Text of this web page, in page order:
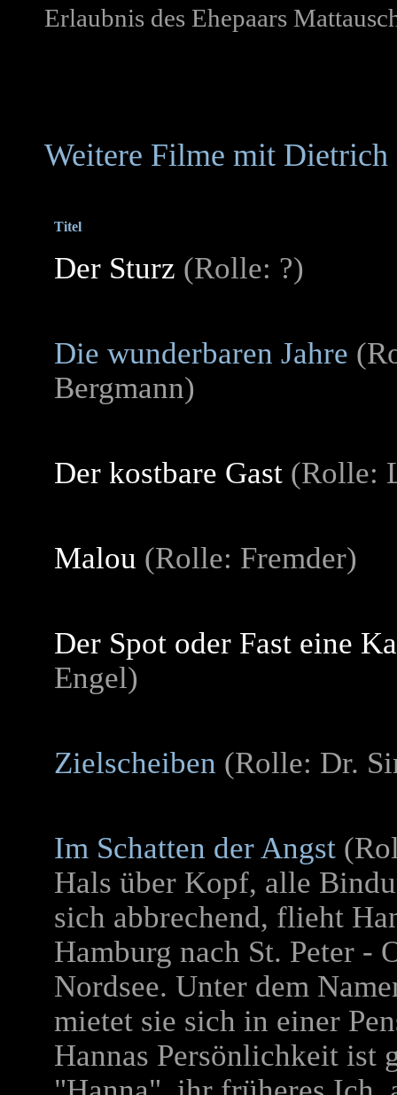
Erlaubnis des Ehepaars
Weitere Filme mit Dietrich
Titel
Der Sturz (Rolle: ?)
Die wunderbaren Jahre
Bergmann)
Der kostbare Gast (Rolle:
Malou (Rolle: Fremder)
Der Spot oder Fast eine
Engel)
Zielscheiben (Rolle: Dr.
Im Schatten der Angst
Hals über Kopf, alle
sich abbrechend, flieht
Hamburg nach St. Peter -
Nordsee. Unter dem
mietet sie sich in einer
Hannas Persönlichkeit ist